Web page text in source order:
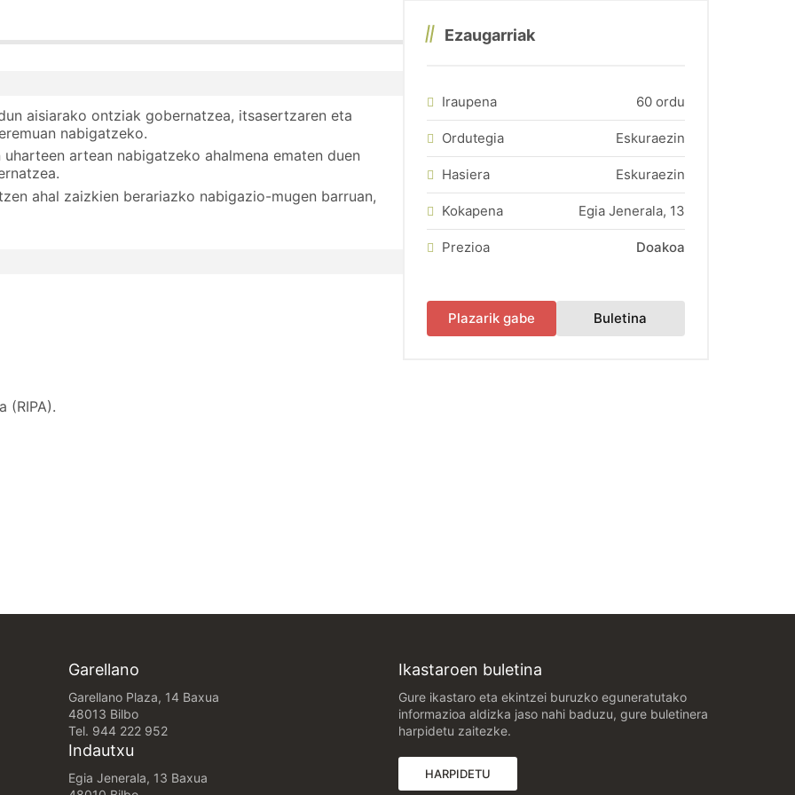
Ezaugarriak
Iraupena 60 ordu
Ordutegia Eskuraezin
Hasiera Eskuraezin
Kokapena Egia Jenerala, 13
Prezioa Doakoa
Plazarik gabe Buletina
aisiarako ontziak gobernatzea, itsasertzaren eta
nabigatzeko.
artean nabigatzeko ahalmena ematen duen
ahal zaizkien berariazko nabigazio-mugen barruan,
(RIPA).
finantzatutako ekintza.
jarriko gara.
Garellano
Garellano Plaza, 14 Baxua
48013 Bilbo
Tel. 944 222 952
Indautxu
Egia Jenerala, 13 Baxua
Ikastaroen buletina
Gure ikastaro eta ekintzei buruzko eguneratutako
informazioa aldizka jaso nahi baduzu, gure buletinera
harpidetu zaitezke.
HARPIDETU